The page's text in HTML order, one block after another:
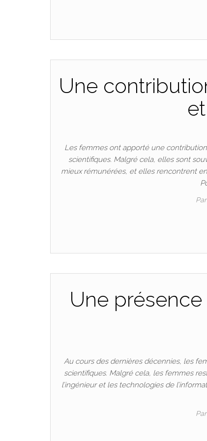
Une
Les femmes ont apporté une
scientifiques. Malgré cela, elles sont
mieux rémunérées, et elles rencontrent
Par
Une
Au cours des dernières décennies, les
scientifiques. Malgré cela, les femmes
l’ingénieur et les technologies de
Par